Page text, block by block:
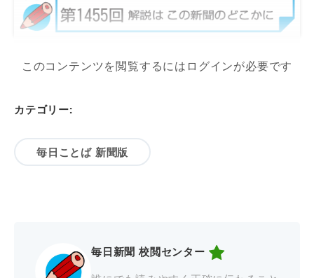
このコンテンツを閲覧するにはログインが必要です
カテゴリー:
毎日ことば 新聞版
毎日新聞 校閲センター